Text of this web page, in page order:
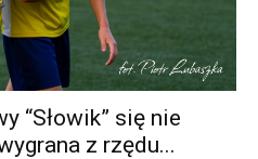
“Słowik” się nie
z rzędu...